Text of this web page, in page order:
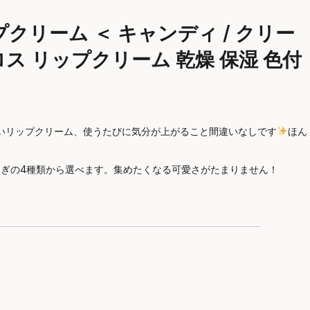
リーム ＜ キャンディ / クリー
リップクリーム 乾燥 保湿 色付
リップクリーム、使うたびに気分が上がること間違いなしです
ほん
の4種類から選べます。集めたくなる可愛さがたまりません！